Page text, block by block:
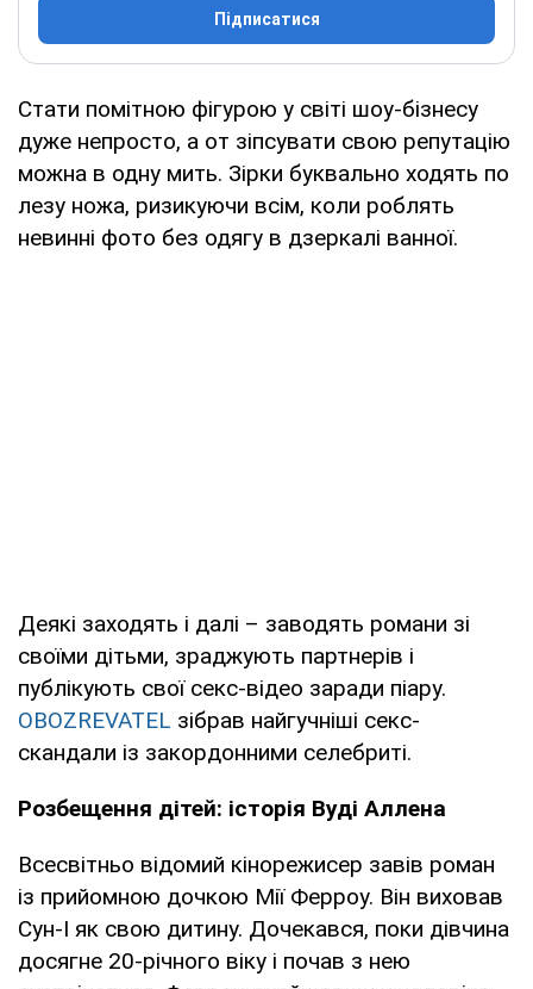
Підписатися
Стати помітною фігурою у світі шоу-бізнесу
дуже непросто, а от зіпсувати свою репутацію
можна в одну мить. Зірки буквально ходять по
лезу ножа, ризикуючи всім, коли роблять
невинні фото без одягу в дзеркалі ванної.
Деякі заходять і далі – заводять романи зі
своїми дітьми, зраджують партнерів і
публікують свої секс-відео заради піару.
OBOZREVATEL зібрав найгучніші секс-
скандали із закордонними селебриті.
Розбещення дітей: історія Вуді Аллена
Всесвітньо відомий кінорежисер завів роман
із прийомною дочкою Мії Ферроу. Він виховав
Сун-І як свою дитину. Дочекався, поки дівчина
досягне 20-річного віку і почав з нею